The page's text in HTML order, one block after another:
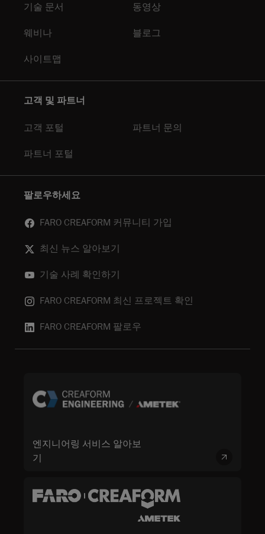
기술 문서 동영상
웨비나 블로그
사이트맵
고객 및 파트너
고객 포털 파트너 문의
파트너 포털
팔로우하세요
FARO CREAFORM 커뮤니티 가입
최신 뉴스 알아보기
기술 사례 확인하기
FARO CREAFORM 최신 프로젝트 확인
FARO CREAFORM 팔로우
엔지니어링 서비스 알아보
기